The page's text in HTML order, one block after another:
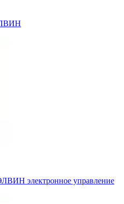
электронное управление